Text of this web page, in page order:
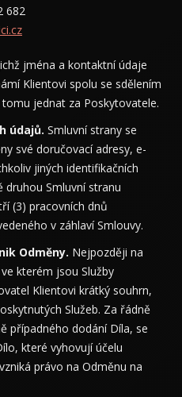
682
jména a kontaktní údaje
Klientovi spolu se sdělením
jednat za Poskytovatele.
údajů. Smluvní strany se
své doručovací adresy, e-
jiných identifikačních
Smluvní stranu
(3) pracovních dnů
v záhlaví Smlouvy.
Odměny. Nejpozději na
kterém jsou Služby
Klientovi krátký souhrn,
Služeb. Za řádně
případného dodání Díla, se
které vyhovují účelu
právo na Odměnu na